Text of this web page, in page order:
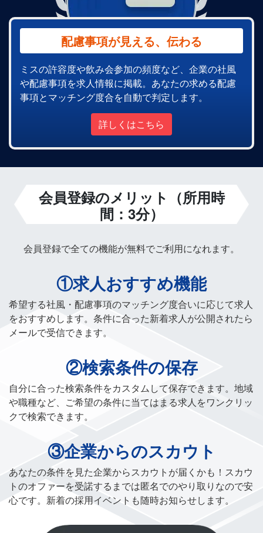
配慮事項が見える、伝わる
ミスの許容度や飲み会参加の頻度など、企業の社風
や配慮事項を求人情報に掲載。あなたの求める配慮
事項とマッチング度合を自動で判定します。
詳しくはこちら
会員登録のメリット（所用時
間：3分）
会員登録で全ての機能が無料でご利用になれます。
①求人おすすめ機能
希望する社風・配慮事項のマッチング度合いに応じて求人
をおすすめします。条件に合った新着求人が公開されたら
メールで受信できます。
②検索条件の保存
自分に合った検索条件をカスタムして保存できます。地域
や職種など、ご希望の条件に当てはまる求人をワンクリッ
クで検索できます。
③企業からのスカウト
あなたの条件を見た企業からスカウトが届くかも！スカウ
トのオファーを受諾するまでは匿名でのやり取りなので安
心です。新着の採用イベントも随時お知らせします。